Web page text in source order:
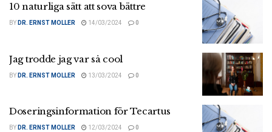
10 naturliga sätt att sova bättre
BY DR. ERNST MOLLER 14/03/2024 0
Jag trodde jag var så cool
BY DR. ERNST MOLLER 13/03/2024 0
Doseringsinformation för Tecartus
BY DR. ERNST MOLLER 12/03/2024 0